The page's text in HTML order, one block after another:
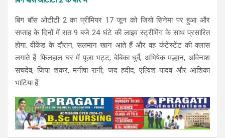
बिग बॉस ओटीटी 2 का प्रीमियर 17 जून को जियो सिनेमा पर हुआ और
सप्ताह के दिनों में रात 9 बजे 24 घंटे की लाइव स्ट्रीमिंग के साथ प्रसारित
होगा. वीकेंड के दौरान, सलमान खान आते हैं और वह कंटेस्टेंट की क्लास
लगाते हैं. फिलहाल घर में पूजा भट्ट, बेबिका धुर्वे, अभिषेक मल्हान, अविनाश
सचदेव, जिया शंकर, मनीषा रानी, जद हदीद, एल्विश यादव और आशिका
भाटिया हैं.